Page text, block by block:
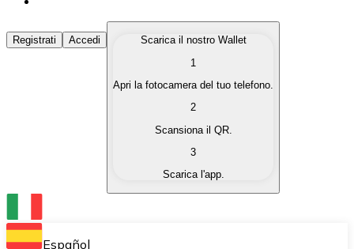
Acquista Criptovalute
Acquista le criptovalute che ti interessano in modo
Converti le tue criptovalute in valuta fiat quando ne
Scambia una criptovaluta con un'altra
Conserva le tue cripto in un Wallet self-custodial.
Registrati Accedi
Scarica il nostro Wallet
1
Apri la fotocamera del tuo telefono.
2
Scansiona il QR.
3
Scarica l'app.
Español